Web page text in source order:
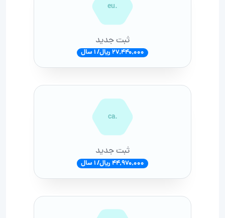
.eu
ثبت جدید
27,440,000 ریال/ 1 سال
.ca
ثبت جدید
44,970,000 ریال/ 1 سال